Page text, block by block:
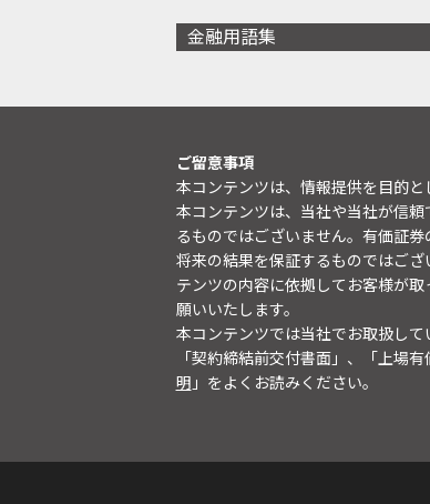
金融用語集
ご留意事項
本コンテンツは、情報提供を目的と
本コンテンツは、当社や当社が信
るものではございません。有価証
将来の結果を保証するものではご
テンツの内容に依拠してお客様が
願いいたします。
本コンテンツでは当社でお取扱し
「契約締結前交付書面」、「上場
明 」をよくお読みください。